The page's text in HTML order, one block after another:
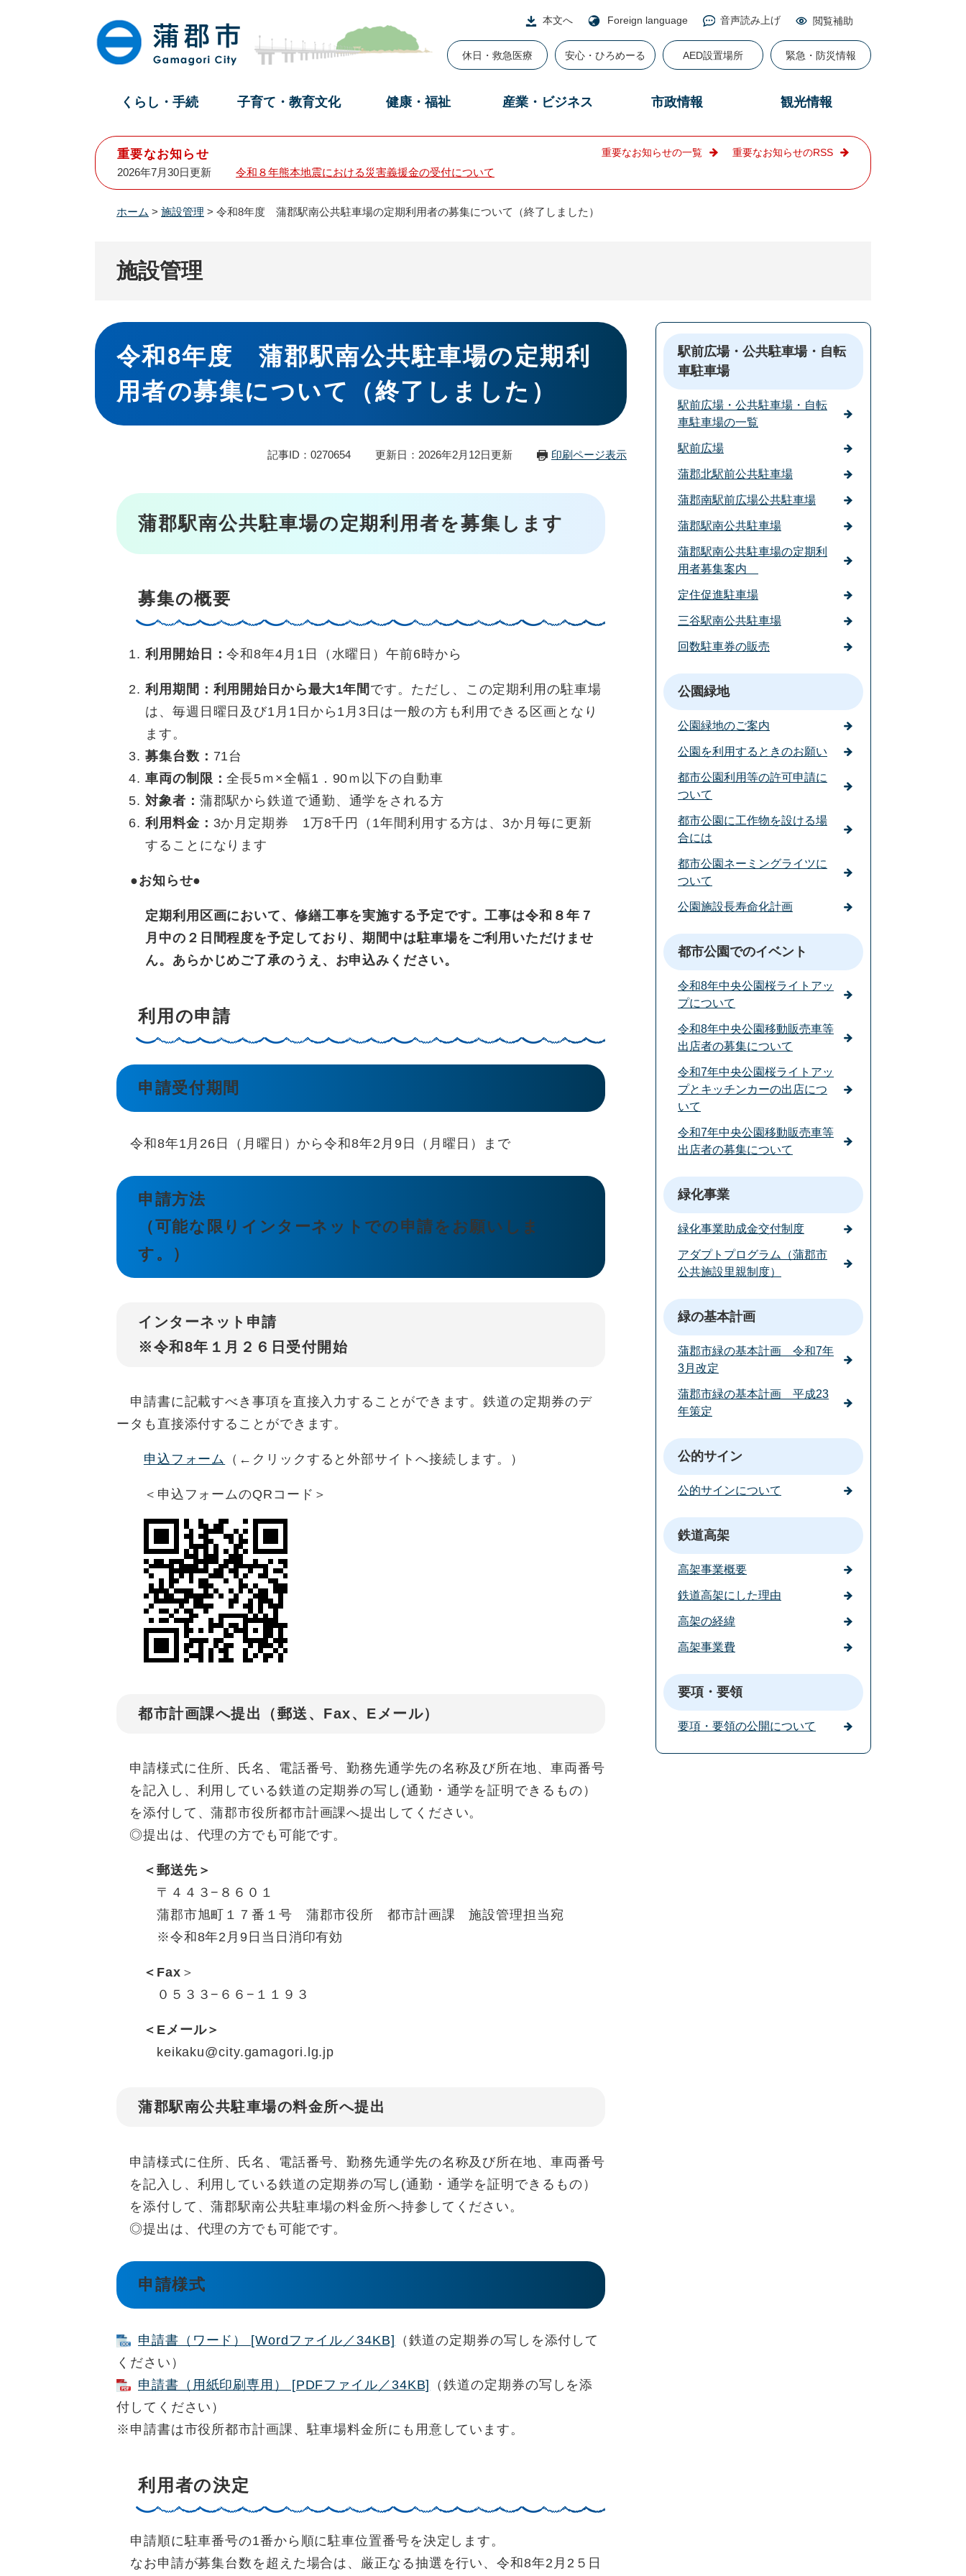
本文へ Foreign language 音声読み上げ 閲覧補助
休日・救急医療 安心・ひろめーる AED設置場所 緊急・防災情報
くらし・手続 子育て・教育文化 健康・福祉 産業・ビジネス 市政情報 観光情報
重要なお知らせ
2026年7月30日更新 令和８年熊本地震における災害義援金の受付について
重要なお知らせの一覧 重要なお知らせのRSS
ホーム > 施設管理 > 令和8年度 蒲郡駅南公共駐車場の定期利用者の募集について（終了しました）
施設管理
本
文
令和8年度 蒲郡駅南公共駐車場の定期利
用者の募集について（終了しました）
記事ID：0270654 更新日：2026年2月12日更新 印刷ページ表示
蒲郡駅南公共駐車場の定期利用者を募集します
募集の概要
利用開始日：令和8年4月1日（水曜日）午前6時から
利用期間：利用開始日から最大1年間 です。ただし、この定期利用の駐車場
は、毎週日曜日及び1月1日から1月3日は一般の方も利用できる区画となり
ます。
募集台数： 71台
車両の制限：全長5ｍ×全幅1．90ｍ以下の自動車
対象者： 蒲郡駅から鉄道で通勤、通学をされる方
利用料金： 3か月定期券 1万8千円（1年間利用する方は、3か月毎に更新
することになります
●お知らせ●
定期利用区画において、修繕工事を実施する予定です。工事は令和８年７
月中の２日間程度を予定しており、期間中は駐車場をご利用いただけませ
ん。あらかじめご了承のうえ、お申込みください。
利用の申請
申請受付期間
令和8年1月26日（月曜日）から令和8年2月9日（月曜日）まで
申請方法
（可能な限りインターネットでの申請をお願いしま
す。）
インターネット申請
※令和8年１月２６日受付開始
申請書に記載すべき事項を直接入力することができます。鉄道の定期券のデ
ータも直接添付することができます。
申込フォーム （←クリックすると外部サイトへ接続します。）
＜申込フォームのQRコード＞
都市計画課へ提出（郵送、Fax、Eメール）
申請様式に住所、氏名、電話番号、勤務先通学先の名称及び所在地、車両番号
を記入し、利用している鉄道の定期券の写し(通勤・通学を証明できるもの）
を添付して、蒲郡市役所都市計画課へ提出してください。
◎提出は、代理の方でも可能です。
＜郵送先＞
〒４４３−８６０１
蒲郡市旭町１７番１号 蒲郡市役所 都市計画課 施設管理担当宛
※令和8年2月9日当日消印有効
＜Fax ＞
０５３３−６６−１１９３
＜Eメール＞
keikaku@city.gamagori.lg.jp
蒲郡駅南公共駐車場の料金所へ提出
申請様式に住所、氏名、電話番号、勤務先通学先の名称及び所在地、車両番号
を記入し、利用している鉄道の定期券の写し(通勤・通学を証明できるもの）
を添付して、蒲郡駅南公共駐車場の料金所へ持参してください。
◎提出は、代理の方でも可能です。
申請様式
申請書（ワード） [Wordファイル／34KB]
（鉄道の定期券の写しを添付して
ください）
申請書（用紙印刷専用） [PDFファイル／34KB]
（鉄道の定期券の写しを添
付してください）
※申請書は市役所都市計画課、駐車場料金所にも用意しています。
利用者の決定
申請順に駐車番号の1番から順に駐車位置番号を決定します。
なお申請が募集台数を超えた場合は、厳正なる抽選を行い、令和8年2月2５日
駅前広場・公共駐車場・自転
車駐車場
駅前広場・公共駐車場・自転
車駐車場の一覧
駅前広場
蒲郡北駅前公共駐車場
蒲郡南駅前広場公共駐車場
蒲郡駅南公共駐車場
蒲郡駅南公共駐車場の定期利
用者募集案内
定住促進駐車場
三谷駅南公共駐車場
回数駐車券の販売
公園緑地
公園緑地のご案内
公園を利用するときのお願い
都市公園利用等の許可申請に
ついて
都市公園に工作物を設ける場
合には
都市公園ネーミングライツに
ついて
公園施設長寿命化計画
都市公園でのイベント
令和8年中央公園桜ライトアッ
プについて
令和8年中央公園移動販売車等
出店者の募集について
令和7年中央公園桜ライトアッ
プとキッチンカーの出店につ
いて
令和7年中央公園移動販売車等
出店者の募集について
緑化事業
緑化事業助成金交付制度
アダプトプログラム（蒲郡市
公共施設里親制度）
緑の基本計画
蒲郡市緑の基本計画 令和7年
3月改定
蒲郡市緑の基本計画 平成23
年策定
公的サイン
公的サインについて
鉄道高架
高架事業概要
鉄道高架にした理由
高架の経緯
高架事業費
要項・要領
要項・要領の公開について